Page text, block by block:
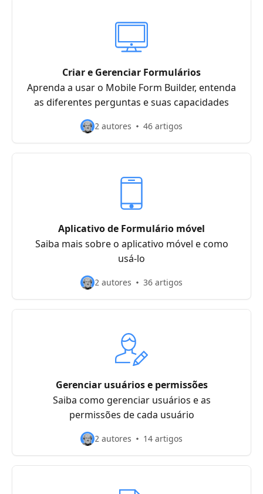
Criar e Gerenciar Formulários
Aprenda a usar o Mobile Form Builder, entenda
as diferentes perguntas e suas capacidades
2 autores 46 artigos
Aplicativo de Formulário móvel
Saiba mais sobre o aplicativo móvel e como
usá-lo
2 autores 36 artigos
Gerenciar usuários e permissões
Saiba como gerenciar usuários e as
permissões de cada usuário
2 autores 14 artigos